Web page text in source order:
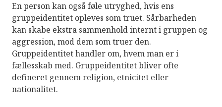
En person kan også føle utryghed, hvis ens
gruppeidentitet opleves som truet. Sårbarheden
kan skabe ekstra sammenhold internt i gruppen og
aggression, mod dem som truer den.
Gruppeidentitet handler om, hvem man er i
fællesskab med. Gruppeidentitet bliver ofte
defineret gennem religion, etnicitet eller
nationalitet.